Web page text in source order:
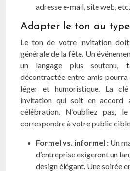
adresse e-mail, site web,
Adapter le ton au
Le ton de votre invitation doit
générale de la fête. Un
un langage plus soutenu,
décontractée entre amis
léger et humoristique. La
invitation qui soit en accord
célébration. N’oubliez pas,
correspondre à votre public
Formel vs. informel : Un
d’entreprise exigeront un
design élégant. Une soirée